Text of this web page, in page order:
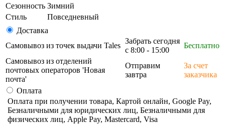
Сезонность Зимний
Стиль
Повседневный
Доставка
Самовывоз из точек выдачи Tales
Забрать сегодня
с 8:00 - 15:00
Бесплатно
Самовывоз из отделений
почтовых операторов 'Новая
почта'
Отправим
завтра
За счет
заказчика
Оплата
Оплата при получении товара, Картой онлайн, Google Pay,
Безналичными для юридических лиц, Безналичными для
физических лиц, Apple Pay, Mastercard, Visa